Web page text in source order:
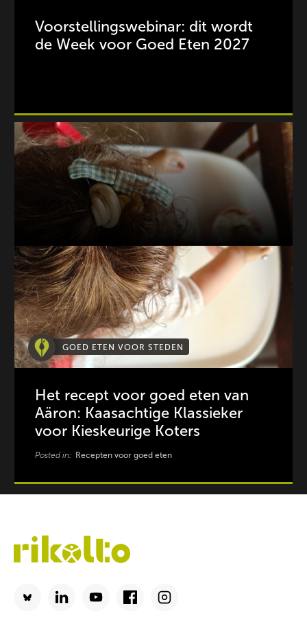
Voorstellingswebinar: dit wordt
de Week voor Goed Eten 2027
GOED ETEN VOOR STEDEN
Het recept voor goed eten van
Aäron: Kaasachtige Klassieker
voor Kieskeurige Koters
Posted in: Recepten voor goed eten